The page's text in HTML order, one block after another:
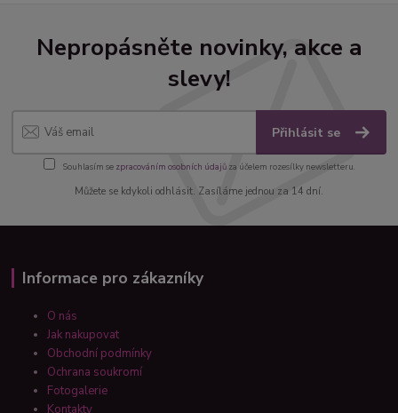
Nepropásněte novinky, akce a
slevy!
Přihlásit se
Souhlasím se zpracováním osobních údajůza účelem rozesílky newsletteru.
Můžete se kdykoli odhlásit. Zasíláme jednou za 14 dní.
Informace pro zákazníky
O nás
Jak nakupovat
Obchodní podmínky
Ochrana soukromí
Fotogalerie
Kontakty